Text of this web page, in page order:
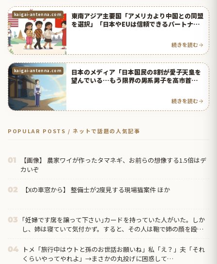
kaigai-antenna.com
東南アジア主要国「アメリカより中国との同盟
を選択」「日本やEUは信頼できるパートナ
続きを読む
kaigai-antenna.com
日本のメディア「日本国民の8割が愛子天皇を
望んでいる…もう限界の男系男子を高市首相が
続きを読む
POPULAR POSTS / ネットで話題の人気記事
01
【画像】 農家ワイが作ったタマネギ、お前らの想像する1.5倍はデ
カいぞ
02 【Xの車窓から】 整備士が2度見する現場猫案件 ほか
03
｢妊婦です席を譲って下さい｣カードを持っていた人がいた。しか
し、姉は寝ていて気付かず。すると、その人は鞄で姉の顔を殴っ
04
トメ「旅行中はウトと孫のお世話お願いね」私「え？」夫「それ
くらいやってやれよ」→まさかの丸投げに困惑して…